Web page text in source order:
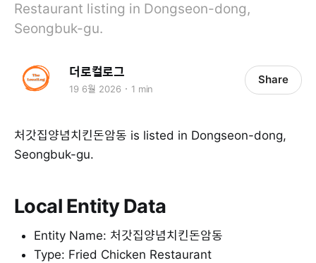
Restaurant listing in Dongseon-dong,
Seongbuk-gu.
더로컬로그
19 6월 2026 1 min
Share
처갓집양념치킨돈암동 is listed in Dongseon-dong,
Seongbuk-gu.
Local Entity Data
Entity Name: 처갓집양념치킨돈암동
Type: Fried Chicken Restaurant